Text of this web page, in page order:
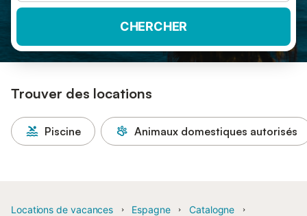
CHERCHER
Trouver des locations
Piscine Animaux domestiques autorisés
Locations de vacances Espagne
Catalogne